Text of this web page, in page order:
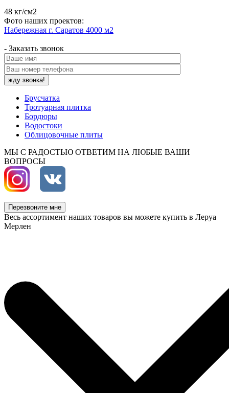
48 кг/см2
Фото наших проектов:
Набережная г. Саратов 4000 м2
- Заказать звонок
Брусчатка
Тротуарная плитка
Бордюры
Водостоки
Облицовочные плиты
МЫ С РАДОСТЬЮ ОТВЕТИМ НА ЛЮБЫЕ ВАШИ
ВОПРОСЫ
Перезвоните мне
Весь ассортимент наших товаров вы можете купить в Леруа
Мерлен